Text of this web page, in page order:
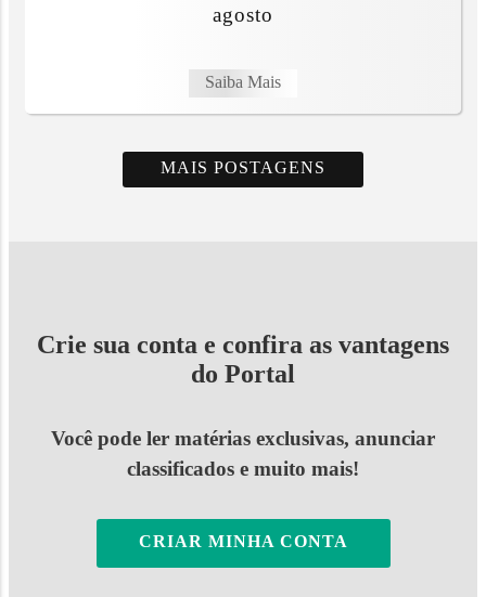
agosto
Saiba Mais
MAIS POSTAGENS
Crie sua conta e confira as vantagens
do Portal
Você pode ler matérias exclusivas, anunciar
classificados e muito mais!
CRIAR MINHA CONTA